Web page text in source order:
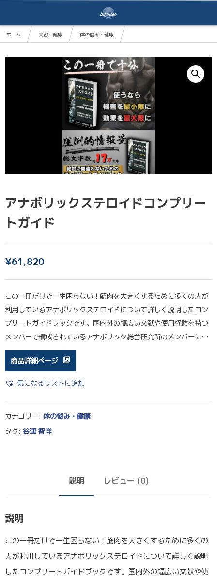
ホーム 美容・健康
体の悩み・健康
アナボリックステロイドコンプリー
トガイド
¥61,820
この一冊だけで一生困らない！筋肉を大きくするために多くの人が
利用しているアナボリックステロイドについて詳しく説明したコン
プリートガイドブックです。国内外の幅広い文献や使用経験を持つ
メンバーで構成されているアナボリック総合研究所のメンバーに…
商品詳細ページ
気になるリストに追加
カテゴリー: 体の悩み・健康
タグ: 谷津 智洋
説明 レビュー (0)
説明
この一冊だけで一生困らない！筋肉を大きくするために多くの
人が利用しているアナボリックステロイドについて詳しく説明
したコンプリートガイドブックです。国内外の幅広い文献や使